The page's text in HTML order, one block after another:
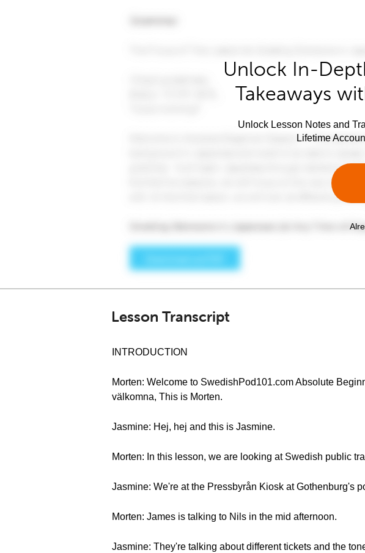
Unlock In-
Takeaways
Unlock Lesson Notes and
Lifetime
Lesson Transcript
INTRODUCTION
Morten: Welcome to SwedishPod101.com Absolute
välkomna, This is Morten.
Jasmine: Hej, hej and this is Jasmine.
Morten: In this lesson, we are looking at Swedish public
Jasmine: We're at the Pressbyrån Kiosk at Gothenburg's
Morten: James is talking to Nils in the mid afternoon.
Jasmine: They're talking about different tickets and the